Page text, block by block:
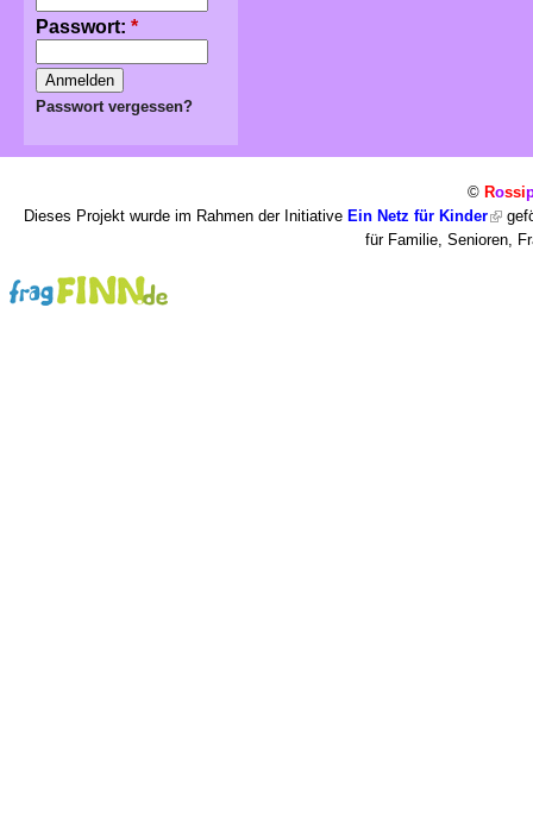
Passwort: *
Passwort vergessen?
© Rossi
Dieses Projekt wurde im Rahmen der Initiative Ein Netz für Kinder
für Familie, Senioren,